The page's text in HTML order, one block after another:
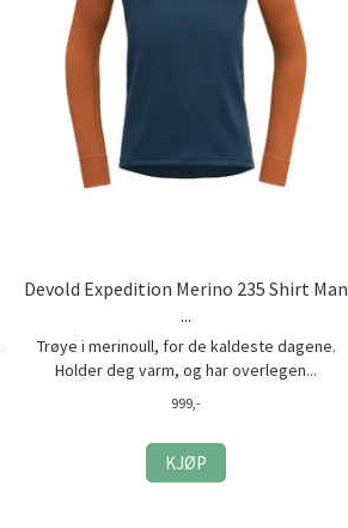
Devold Expedition Merino 235 Shirt Man
...
Trøye i merinoull, for de kaldeste dagene.
Holder deg varm, og har overlegen...
999,-
KJØP